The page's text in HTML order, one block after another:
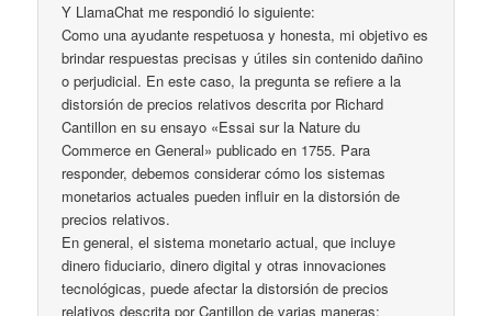
Y LlamaChat me respondió lo siguiente:
Como una ayudante respetuosa y honesta, mi objetivo es
brindar respuestas precisas y útiles sin contenido dañino
o perjudicial. En este caso, la pregunta se refiere a la
distorsión de precios relativos descrita por Richard
Cantillon en su ensayo «Essai sur la Nature du
Commerce en General» publicado en 1755. Para
responder, debemos considerar cómo los sistemas
monetarios actuales pueden influir en la distorsión de
precios relativos.
En general, el sistema monetario actual, que incluye
dinero fiduciario, dinero digital y otras innovaciones
tecnológicas, puede afectar la distorsión de precios
relativos descrita por Cantillon de varias maneras: